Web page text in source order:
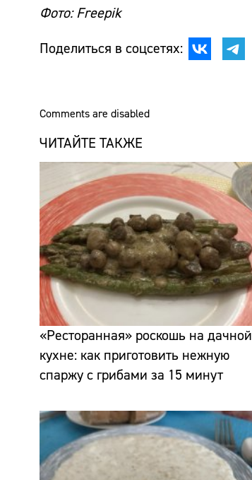
Фото: Freepik
Поделиться в соцсетях:
Comments are disabled
ЧИТАЙТЕ ТАКЖЕ
«Ресторанная» роскошь на дачной
кухне: как приготовить нежную
спаржу с грибами за 15 минут